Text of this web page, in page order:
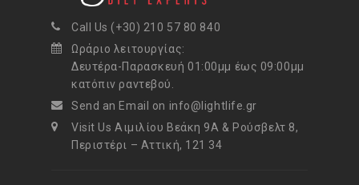
Call Us (+30) 210 57 80 840
Ωράριο λειτουργίας:
Δευτέρα-Παρασκευή 01:00μμ έως 09:00μμ
κατόπιν ραντεβού.
Send an Email on info@lightlife.gr
Visit Us Αιμιλίου Βεάκη 9Α & Ρούσβελτ 8,
Περιστέρι – Αττική, 121 34